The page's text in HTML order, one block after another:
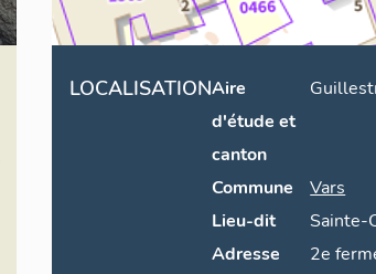
LOCALISATIONAire
d'étude et
canton
Commune
Vars
Lieu-dit
Sainte-
Adresse
2e